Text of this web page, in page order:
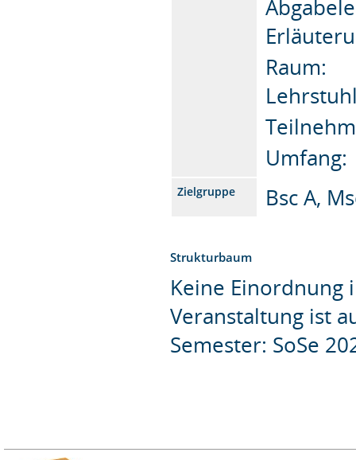
Zielgruppe Bsc A,
Strukturbaum
Keine Einordnung
Veranstaltung ist
Semester: SoSe